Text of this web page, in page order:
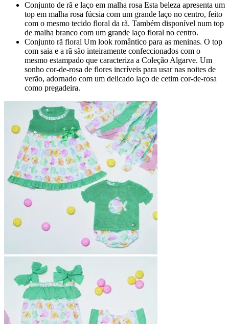
Conjunto de rã e laço em malha rosa Esta beleza apresenta um
top em malha rosa fúcsia com um grande laço no centro, feito
com o mesmo tecido floral da rã. Também disponível num top
de malha branco com um grande laço floral no centro.
Conjunto rã floral Um look romântico para as meninas. O top
com saia e a rã são inteiramente confeccionados com o
mesmo estampado que caracteriza a Coleção Algarve. Um
sonho cor-de-rosa de flores incríveis para usar nas noites de
verão, adornado com um delicado laço de cetim cor-de-rosa
como pregadeira.